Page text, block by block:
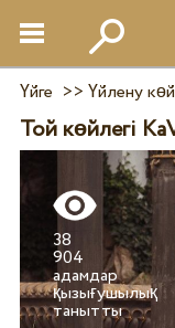
Үйге >> Үйлену
Той көйлегі
38
904
адамдар
қызығушылық
танытты